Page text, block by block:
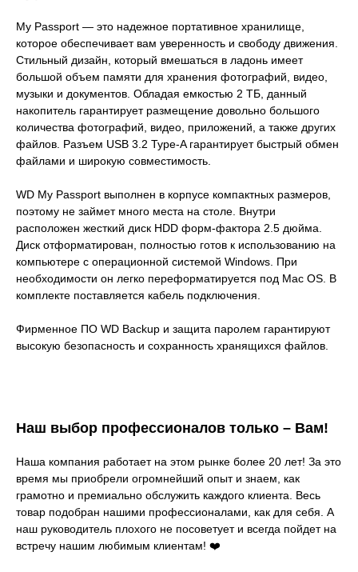
My Passport — это надежное портативное хранилище,
которое обеспечивает вам уверенность и свободу движения.
Стильный дизайн, который вмешаться в ладонь имеет
большой объем памяти для хранения фотографий, видео,
музыки и документов. Обладая емкостью 2 ТБ, данный
накопитель гарантирует размещение довольно большого
количества фотографий, видео, приложений, а также других
файлов. Разъем USB 3.2 Type-A гарантирует быстрый обмен
файлами и широкую совместимость.
WD My Passport выполнен в корпусе компактных размеров,
поэтому не займет много места на столе. Внутри
расположен жесткий диск HDD форм-фактора 2.5 дюйма.
Диск отформатирован, полностью готов к использованию на
компьютере с операционной системой Windows. При
необходимости он легко переформатируется под Mac OS. В
комплекте поставляется кабель подключения.
Фирменное ПО WD Backup и защита паролем гарантируют
высокую безопасность и сохранность хранящихся файлов.
Наш выбор профессионалов только – Вам!
Наша компания работает на этом рынке более 20 лет! За это
время мы приобрели огромнейший опыт и знаем, как
грамотно и премиально обслужить каждого клиента. Весь
товар подобран нашими профессионалами, как для себя. А
наш руководитель плохого не посоветует и всегда пойдет на
встречу нашим любимым клиентам! ❤️